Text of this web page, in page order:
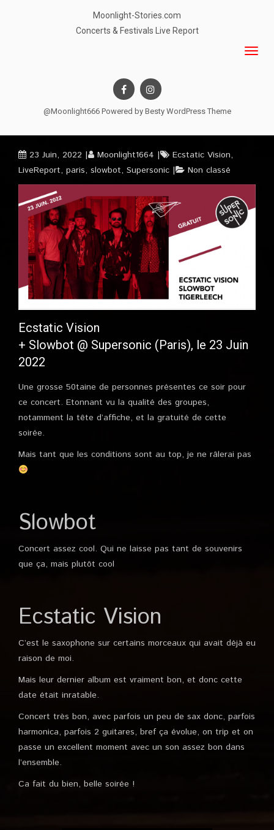
Moonlight-Stories.com
Concerts & Festivals Live Report
@Moonlight666 Powered by Besty WordPress Theme
23 Juin, 2022 Moonlight1664 Ecstatic Vision,
LiveReport, paris, slowbot, Supersonic Non classé
Ecstatic Vision
+ Slowbot @ Supersonic (Paris), le 23 Juin
2022
Une grosse 50taine de personnes présentes ce soir pour
ce concert. Etonnant vu la qualité des groupes,
notamment la tête d’affiche, et la gratuité de cette
soirée.
Mais tant que les conditions sont au top, je ne râlerai pas
Slowbot
Concert assez cool. Qui ne laisse pas tant de souvenirs
que ça, mais plutôt cool
Ecstatic Vision
C’est le saxophone sur certains morceaux qui avait déjà eu
raison de moi.
Mais leur dernier album est vraiment bon, et donc cette
date était inratable.
Concert très bon, avec parfois un peu de sax donc, parfois
harmonica, parfois 2 guitares, bref ça évolue, on trip et on
passe un excellent moment avec un son assez bon dans
l’ensemble.
Ca fait du bien, belle soirée !